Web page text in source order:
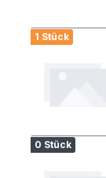
1 Stück
0 Stück